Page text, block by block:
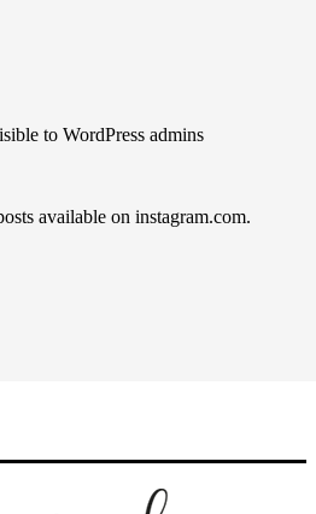
to WordPress admins
available on instagram.com.